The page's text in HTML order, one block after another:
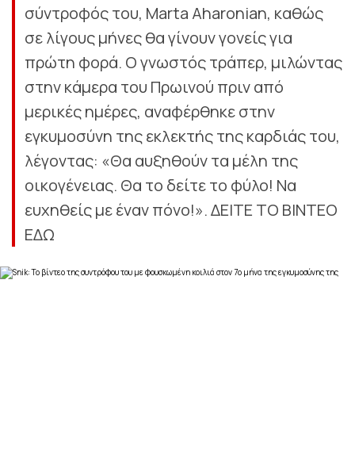
σύντροφός του, Marta Aharonian, καθώς
σε λίγους μήνες θα γίνουν γονείς για
πρώτη φορά. Ο γνωστός τράπερ, μιλώντας
στην κάμερα του Πρωινού πριν από
μερικές ημέρες, αναφέρθηκε στην
εγκυμοσύνη της εκλεκτής της καρδιάς του,
λέγοντας: «Θα αυξηθούν τα μέλη της
οικογένειας. Θα το δείτε το φύλο! Να
ευχηθείς με έναν πόνο!». ΔΕΙΤΕ ΤΟ ΒΙΝΤΕΟ
ΕΔΩ